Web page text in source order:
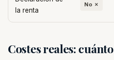
la renta
No ✗
Costes reales: